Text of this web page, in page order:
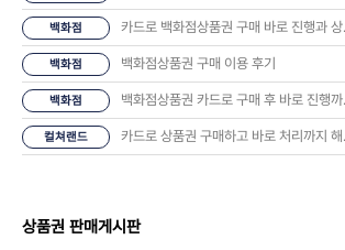
백화점 카드로
백화점 백화점상품권 구매 이용 후기
백화점 백화점
컬쳐랜드 카드로
상품권 판매게시판